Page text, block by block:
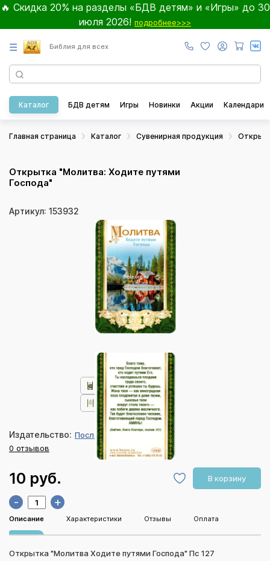
🔥 Скидка 20% на разделы «БДВ детям» и «Игры» до 30
июля 2026! подробнее>>>
☰ Библия для всех
Каталог БДВ детям Игры Новинки Акции Календари
Главная страница Каталог Сувенирная продукция
Открытка "Молитва: Ходите путями
Господа"
Артикул: 153932
Издательство: Послание доброты
0 отзывов
10 руб. В корзину
- +
Описание Характеристики Отзывы Оплата
Открытка "Молитва Ходите путями Господа" Пс 127